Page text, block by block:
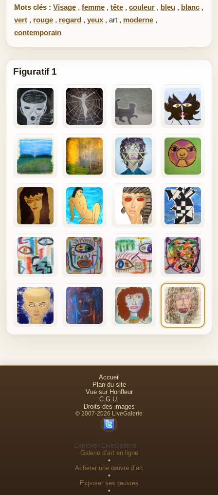
Mots clés : Visage , femme , tête , couleur , bleu , blanc ,
vert , rouge , regard , yeux , art , moderne ,
contemporain
Figuratif 1
Accueil
Plan du site
Vue sur Honfleur
C.G.U.
Droits des images
© 2007-2026 LiveGalerie
Explorer LiveGalerie :
Galerie d’art en ligne
•
Acheter une œuvre d’art
•
Exposer ses œuvres
•